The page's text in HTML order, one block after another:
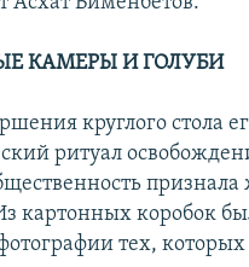
КАМЕРЫ И ГОЛУБИ
круглого стола
ритуал
картонных коробок
тех,